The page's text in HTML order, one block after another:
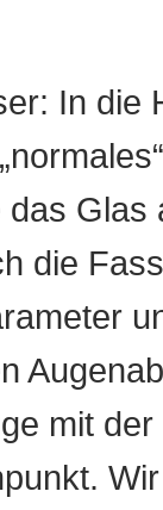
In
die
mit